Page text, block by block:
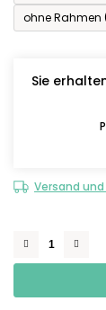
ohne Rahmen
Sie
Versand